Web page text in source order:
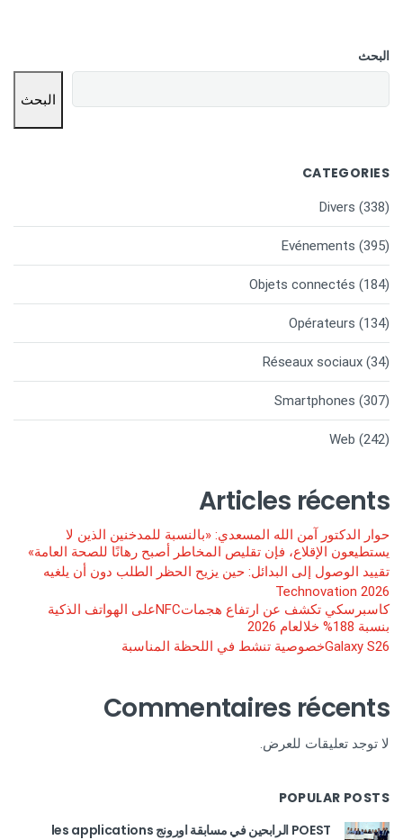
البحث
البحث
CATEGORIES
Divers (338)
Evénements (395)
Objets connectés (184)
Opérateurs (134)
Réseaux sociaux (34)
Smartphones (307)
Web (242)
Articles récents
حوار الدكتور آمن الله المسعدي: «بالنسبة للمدخنين الذين لا
يستطيعون الإقلاع، فإن تقليص المخاطر أصبح رهانًا للصحة العامة»
تقييد الوصول إلى البدائل: حين يزيح الحظر الطلب دون أن يلغيه
Technovation 2026
كاسبرسكي تكشف عن ارتفاع هجماتNFCعلى الهواتف الذكية
بنسبة 188% خلالعام 2026
Galaxy S26خصوصية تنشط في اللحظة المناسبة
Commentaires récents
لا توجد تعليقات للعرض.
POPULAR POSTS
POEST الرابحين في مسابقة اورونج les applications